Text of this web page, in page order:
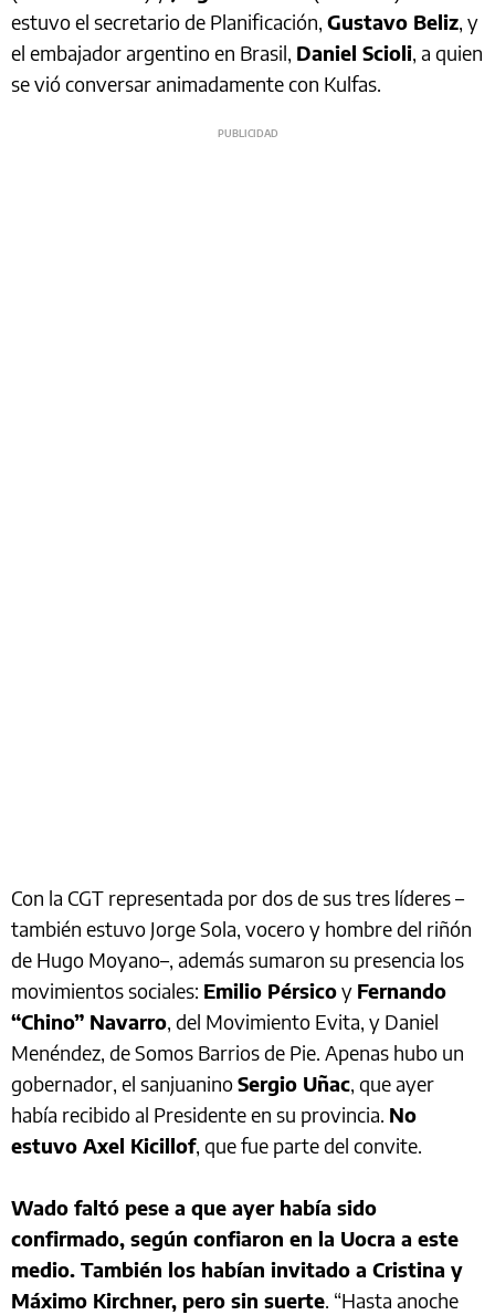
estuvo el secretario de Planificación, Gustavo Beliz, y
el embajador argentino en Brasil, Daniel Scioli, a quien
se vió conversar animadamente con Kulfas.
Con la CGT representada por dos de sus tres líderes –
también estuvo Jorge Sola, vocero y hombre del riñón
de Hugo Moyano–, además sumaron su presencia los
movimientos sociales: Emilio Pérsicoy Fernando
“Chino” Navarro, del Movimiento Evita, y Daniel
Menéndez, de Somos Barrios de Pie. Apenas hubo un
gobernador, el sanjuaninoSergio Uñac, que ayer
había recibido al Presidente en su provincia. No
estuvo Axel Kicillof, que fue parte del convite.
Wado faltó pese a que ayer había sido
confirmado, según confiaron en la Uocra a este
medio. También los habían invitado a Cristina y
Máximo Kirchner, pero sin suerte. “Hasta anoche